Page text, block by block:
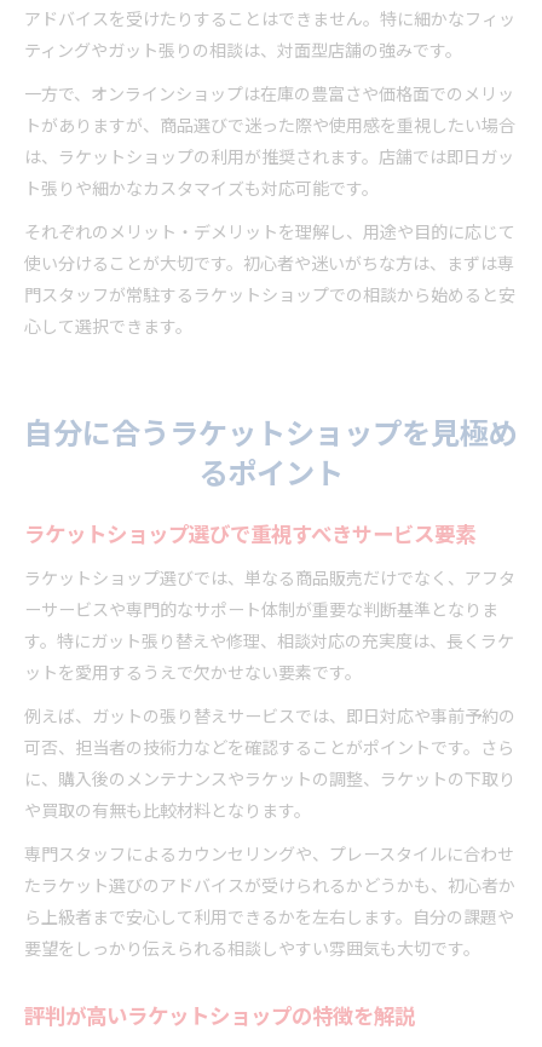
アドバイスを受けたりすることはできません。特に細かなフィッ
ティングやガット張りの相談は、対面型店舗の強みです。
一方で、オンラインショップは在庫の豊富さや価格面でのメリッ
トがありますが、商品選びで迷った際や使用感を重視したい場合
は、ラケットショップの利用が推奨されます。店舗では即日ガッ
ト張りや細かなカスタマイズも対応可能です。
それぞれのメリット・デメリットを理解し、用途や目的に応じて
使い分けることが大切です。初心者や迷いがちな方は、まずは専
門スタッフが常駐するラケットショップでの相談から始めると安
心して選択できます。
自分に合うラケットショップを見極め
るポイント
ラケットショップ選びで重視すべきサービス要素
ラケットショップ選びでは、単なる商品販売だけでなく、アフタ
ーサービスや専門的なサポート体制が重要な判断基準となりま
す。特にガット張り替えや修理、相談対応の充実度は、長くラケ
ットを愛用するうえで欠かせない要素です。
例えば、ガットの張り替えサービスでは、即日対応や事前予約の
可否、担当者の技術力などを確認することがポイントです。さら
に、購入後のメンテナンスやラケットの調整、ラケットの下取り
や買取の有無も比較材料となります。
専門スタッフによるカウンセリングや、プレースタイルに合わせ
たラケット選びのアドバイスが受けられるかどうかも、初心者か
ら上級者まで安心して利用できるかを左右します。自分の課題や
要望をしっかり伝えられる相談しやすい雰囲気も大切です。
評判が高いラケットショップの特徴を解説